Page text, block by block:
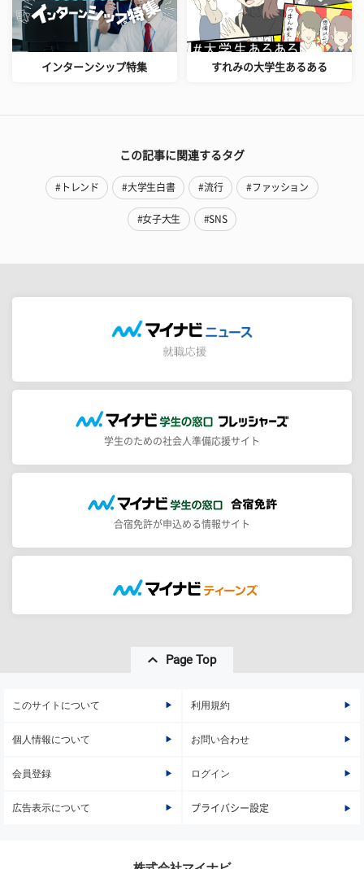
インターンシップ特集 すれみの大学生あるある
この記事に関連するタグ
#トレンド #大学生白書 #流行 #ファッション
#女子大生 #SNS
学生のための社会人準備応援サイト
合宿免許が申込める情報サイト
Page Top
このサイトについて 利用規約
個人情報について お問い合わせ
会員登録 ログイン
広告表示について プライバシー設定